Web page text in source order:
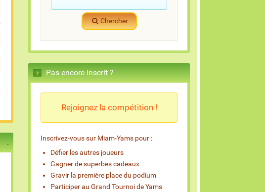
Chercher
Pas encore inscrit ?
Rejoignez la compétition !
Inscrivez-vous sur Miam-Yams pour :
Défier les autres joueurs
Gagner de superbes cadeaux
Gravir la première place du podium
Participer au Grand Tournoi de Yams